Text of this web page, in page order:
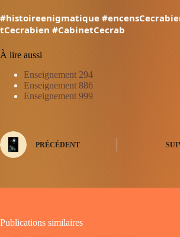
#histoireenigmatique
tCecrabien #CabinetCecrab
À lire aussi
Enseignement 294
Enseignement 886
Enseignement 999
PRÉCÉDENT
Publications similaires